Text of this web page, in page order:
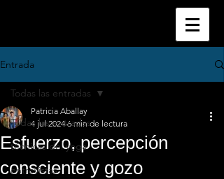
Entrada
Todas las entradas
técnicas del yoga
entrevistas
Todas las entradas
Esfuerzo, percepción
consciente y gozo
Patricia Aballay
4 jul 2024 6 min de lectura